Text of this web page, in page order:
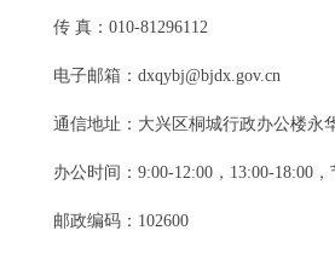
传 真：010-81296112
电子邮箱：dxqybj@bjdx.gov.cn
通信地址：大兴区桐城行政办公楼永
办公时间：9:00-12:00，13:00-18:00，
邮政编码：102600